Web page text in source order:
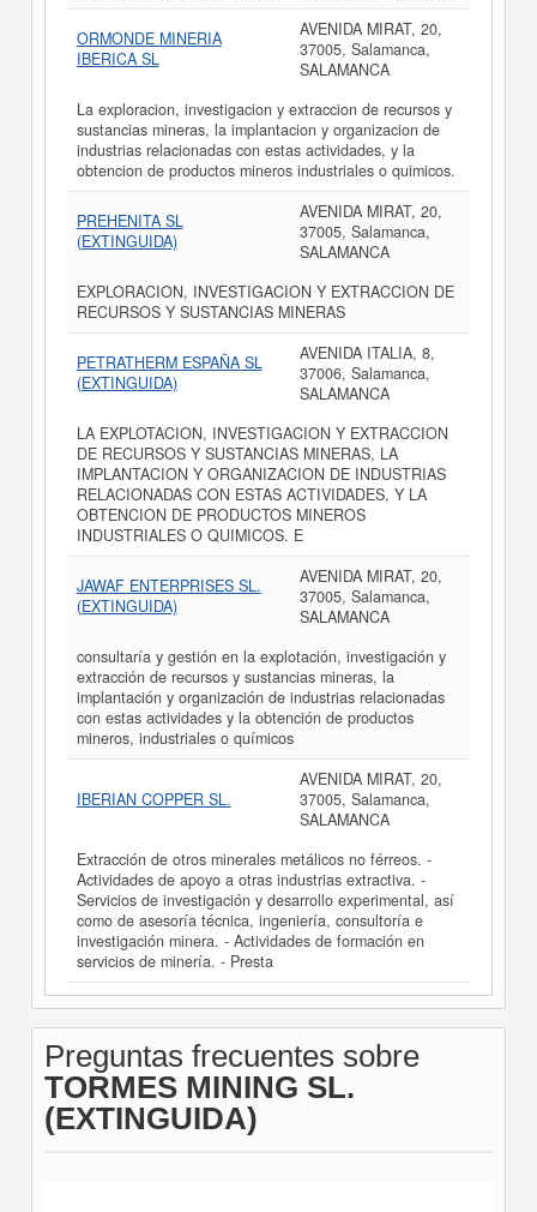
ORMONDE MINERIA
IBERICA SL
AVENIDA MIRAT, 20,
37005, Salamanca,
SALAMANCA
La exploracion, investigacion y extraccion de recursos y
sustancias mineras, la implantacion y organizacion de
industrias relacionadas con estas actividades, y la
obtencion de productos mineros industriales o quimicos.
PREHENITA SL
(EXTINGUIDA)
AVENIDA MIRAT, 20,
37005, Salamanca,
SALAMANCA
EXPLORACION, INVESTIGACION Y EXTRACCION DE
RECURSOS Y SUSTANCIAS MINERAS
PETRATHERM ESPAÑA SL
(EXTINGUIDA)
AVENIDA ITALIA, 8,
37006, Salamanca,
SALAMANCA
LA EXPLOTACION, INVESTIGACION Y EXTRACCION
DE RECURSOS Y SUSTANCIAS MINERAS, LA
IMPLANTACION Y ORGANIZACION DE INDUSTRIAS
RELACIONADAS CON ESTAS ACTIVIDADES, Y LA
OBTENCION DE PRODUCTOS MINEROS
INDUSTRIALES O QUIMICOS. E
JAWAF ENTERPRISES SL.
(EXTINGUIDA)
AVENIDA MIRAT, 20,
37005, Salamanca,
SALAMANCA
consultaría y gestión en la explotación, investigación y
extracción de recursos y sustancias mineras, la
implantación y organización de industrias relacionadas
con estas actividades y la obtención de productos
mineros, industriales o químicos
IBERIAN COPPER SL.
AVENIDA MIRAT, 20,
37005, Salamanca,
SALAMANCA
Extracción de otros minerales metálicos no férreos. -
Actividades de apoyo a otras industrias extractiva. -
Servicios de investigación y desarrollo experimental, así
como de asesoría técnica, ingeniería, consultoría e
investigación minera. - Actividades de formación en
servicios de minería. - Presta
Preguntas frecuentes sobre
TORMES MINING SL.
(EXTINGUIDA)